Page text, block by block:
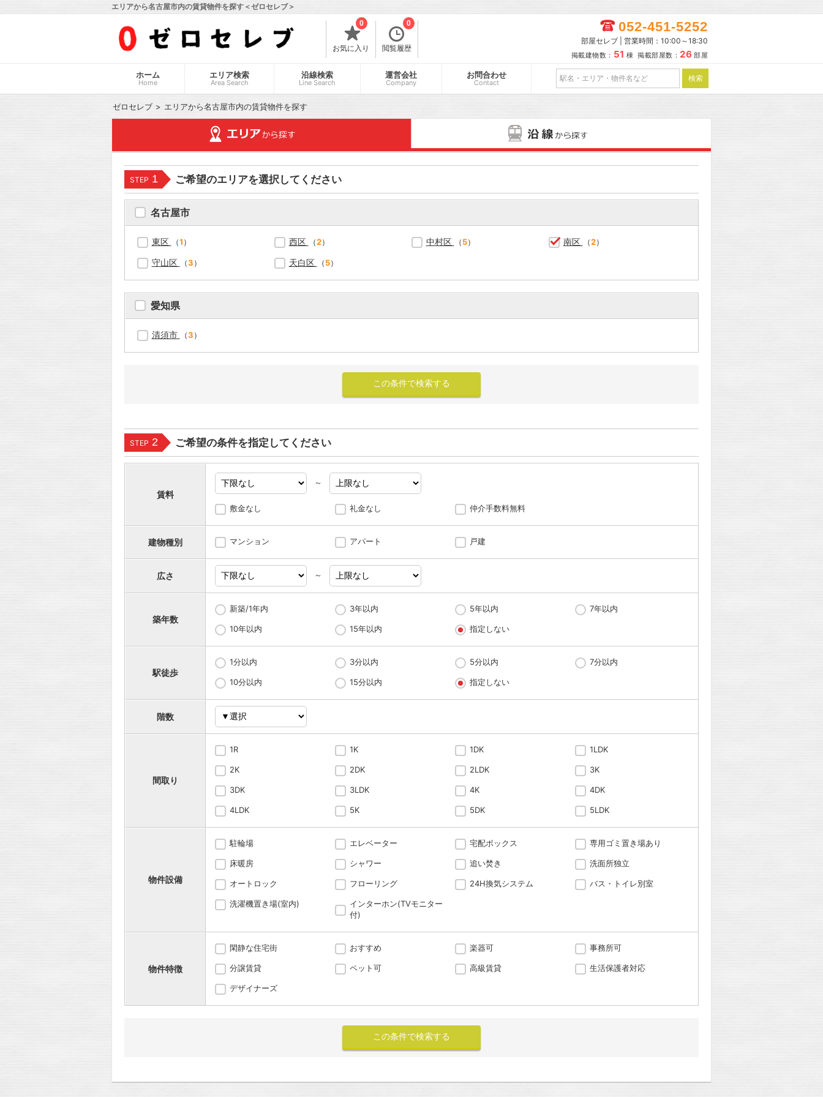
エリアから名古屋市内の賃貸物件を探す＜ゼロセレブ＞
お気に入り
0
閲覧履歴
0 052-451-5252
部屋セレブ | 営業時間：10:00～18:30
掲載建物数： 51 棟 掲載部屋数： 26 部屋
ホーム
Home
エリア検索
Area Search
沿線検索
Line Search
運営会社
Company
お問合わせ
Contact
ゼロセレブ エリアから名古屋市内の賃貸物件を探す
STEP 1 ご希望のエリアを選択してください
名古屋市
東区 （1） 西区 （2） 中村区 （5） 南区 （2）
守山区 （3） 天白区 （5）
愛知県
清須市 （3）
STEP 2 ご希望の条件を指定してください
賃料
～
敷金なし 礼金なし 仲介手数料無料
建物種別 マンション アパート 戸建
広さ ～
築年数
新築/1年内 3年以内 5年以内 7年以内
10年以内 15年以内 指定しない
駅徒歩
1分以内 3分以内 5分以内 7分以内
10分以内 15分以内 指定しない
階数
間取り
1R 1K 1DK 1LDK
2K 2DK 2LDK 3K
3DK 3LDK 4K 4DK
4LDK 5K 5DK 5LDK
物件設備
駐輪場 エレベーター 宅配ボックス 専用ゴミ置き場あり
床暖房 シャワー 追い焚き 洗面所独立
オートロック フローリング 24H換気システム バス・トイレ別室
洗濯機置き場(室内)
インターホン(TVモニター
付)
物件特徴
閑静な住宅街 おすすめ 楽器可 事務所可
分譲賃貸 ペット可 高級賃貸 生活保護者対応
デザイナーズ